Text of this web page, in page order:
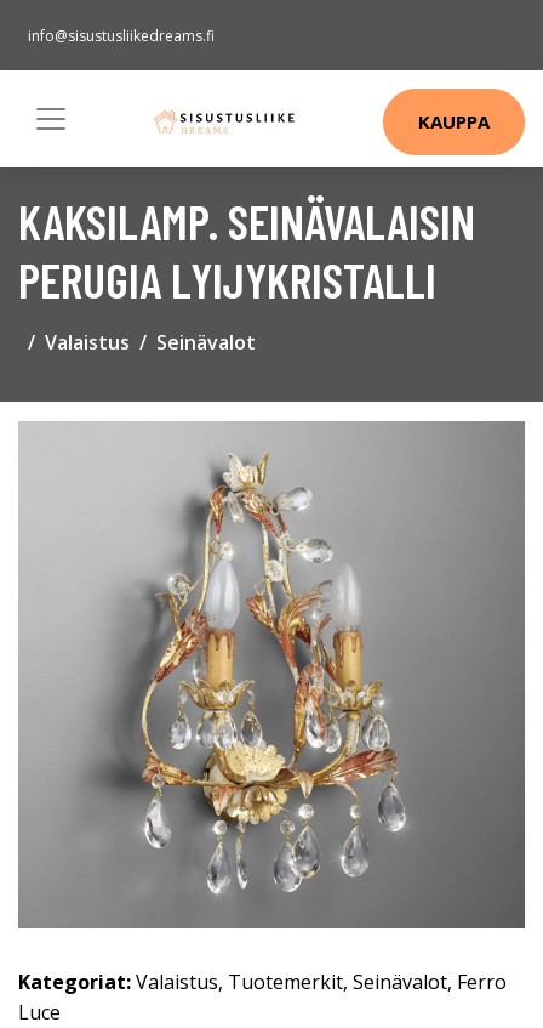
info@sisustusliikedreams.fi
KAUPPA
KAKSILAMP. SEINÄVALAISIN
PERUGIA LYIJYKRISTALLI
Valaistus Seinävalot
Kategoriat:Valaistus, Tuotemerkit, Seinävalot, Ferro
Luce